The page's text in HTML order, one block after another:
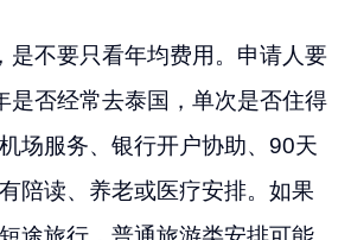
是不要只看年均费用。申请人要
是否经常去泰国，单次是否住得
场服务、银行开户协助、90天
陪读、养老或医疗安排。如果